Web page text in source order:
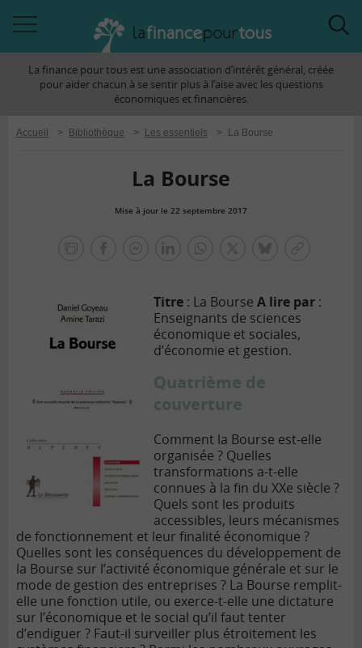
àLa finance pour tous est une association d’intérêt général, créée
pour aider chacun à se sentir plus à l’aise avec les questions
économiques et financières.
Accueil > Bibliothèque > Les essentiels > La Bourse
La Bourse
Mise à jour le 22 septembre 2017
Titre : La Bourse A lire par :
Enseignants de sciences
économique et sociales,
d’économie et gestion.
Quatrième de
couverture
Comment la Bourse est-elle
organisée ? Quelles
transformations a-t-elle
connues à la fin du XXe siècle ?
Quels sont les produits
accessibles, leurs mécanismes
de fonctionnement et leur finalité économique ?
Quelles sont les conséquences du développement de
la Bourse sur l’activité économique générale et sur le
mode de gestion des entreprises ? La Bourse remplit-
elle une fonction utile, ou exerce-t-elle une dictature
sur l’économique et le social qu’il faut tenter
d’endiguer ? Faut-il surveiller plus étroitement les